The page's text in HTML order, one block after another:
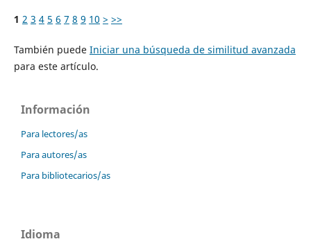
1 2 3 4 5 6 7 8 9 10 > >>
También puede Iniciar una búsqueda de similitud avanzada
para este artículo.
Información
Para lectores/as
Para autores/as
Para bibliotecarios/as
Idioma